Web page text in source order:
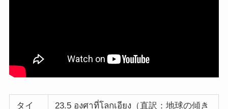
タイ
23.5 องศาที่โลกเอียง（直訳：地球の傾き